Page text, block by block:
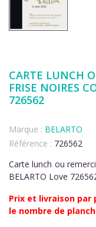
CARTE LUNCH
FRISE NOIRES
726562
Marque : BELARTO
Référence : 726562
Carte lunch ou
BELARTO Love
Prix et livraison par
le nombre de